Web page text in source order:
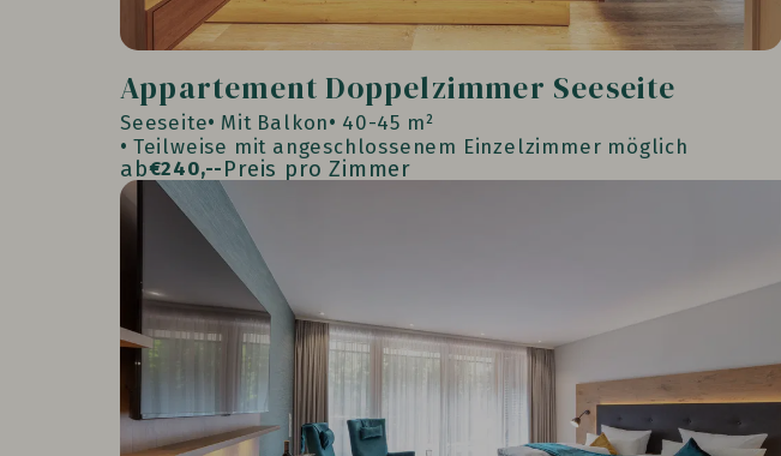
Appartement Doppelzimmer Seeseite
Seeseite Mit Balkon
40-45 m²
Teilweise mit angeschlossenem Einzelzimmer möglich
ab€240,-- Preis pro Zimmer